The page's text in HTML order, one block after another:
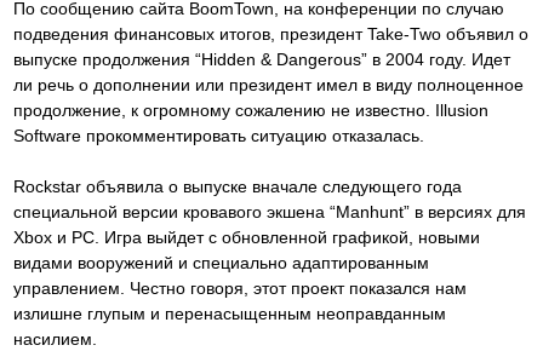
По сообщению сайта BoomTown, на конференции по случаю
подведения финансовых итогов, президент Take-Two объявил о
выпуске продолжения “Hidden & Dangerous” в 2004 году. Идет
ли речь о дополнении или президент имел в виду полноценное
продолжение, к огромному сожалению не известно. Illusion
Software прокомментировать ситуацию отказалась.
Rockstar объявила о выпуске вначале следующего года
специальной версии кровавого экшена “Manhunt” в версиях для
Xbox и PC. Игра выйдет с обновленной графикой, новыми
видами вооружений и специально адаптированным
управлением. Честно говоря, этот проект показался нам
излишне глупым и перенасыщенным неоправданным
насилием.